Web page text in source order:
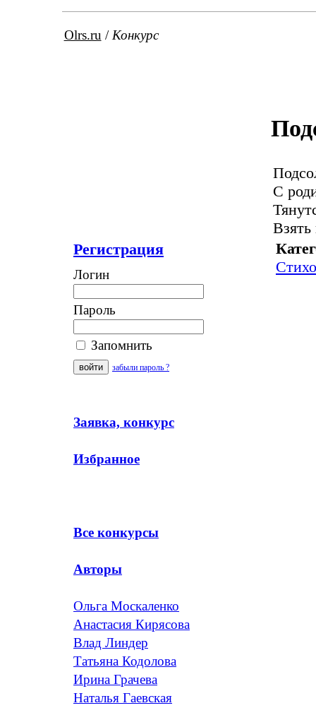
Olrs.ru / Конкурс
Регистрация
Логин
Пароль
Запомнить
забыли пароль ?
Заявка, конкурс
Избранное
Все конкурсы
Авторы
Ольга Москаленко
Анастасия Кирясова
Влад Линдер
Татьяна Кодолова
Ирина Грачева
Наталья Гаевская
С